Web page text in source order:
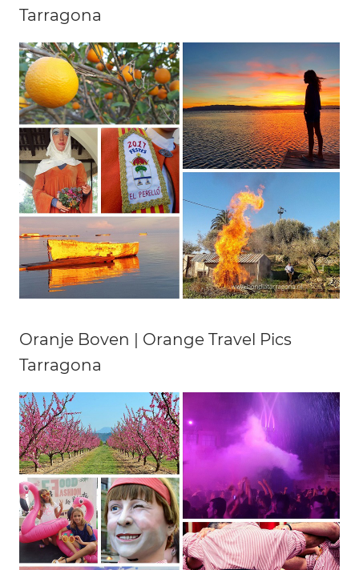
Tarragona
Oranje Boven | Orange Travel Pics
Tarragona